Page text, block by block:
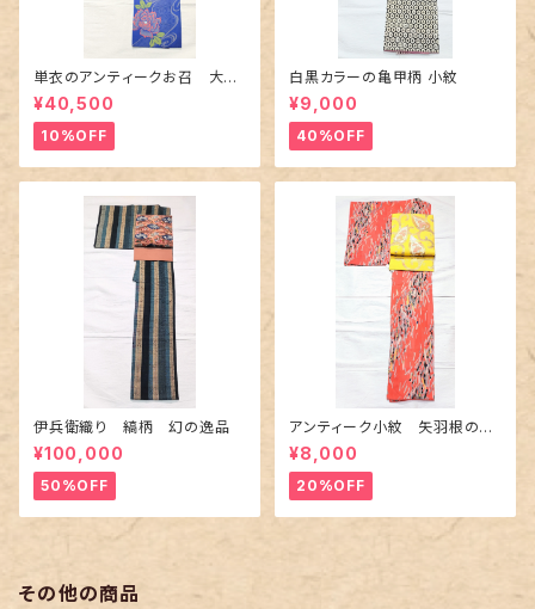
単衣のアンティークお召 大輪
の薔薇柄柄
¥40,500
10%OFF
白黒カラーの亀甲柄 小紋
¥9,000
40%OFF
伊兵衛織り 縞柄 幻の逸品
¥100,000
50%OFF
アンティーク小紋 矢羽根の地
紋に短冊柄 裄６６cm
¥8,000
20%OFF
その他の商品